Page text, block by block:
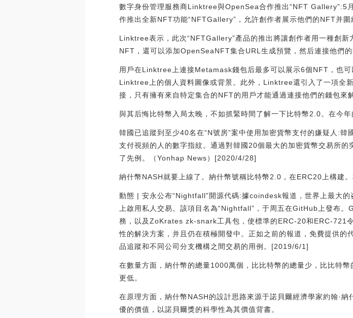
數字身份管理服務商Linktree與OpenSea合作推出“NFT Gallery”:5
作推出全新NFT功能“NFTGallery”，允許創作者展示他們的NFT并圍
Linktree表示，此次“NFTGallery”產品的推出將讓創作者用一種創
NFT，還可以添加OpenSeaNFT集合URL生成預覽，然后連接他們
用戶在Linktree上連接Metamask錢包后最多可以展示6個NFT，也
Linktree上的個人資料圖像或背景。此外，Linktree還引入了一項全
接，只有擁有來自特定集合的NFT的用戶才能通過連接他們的錢包
與其后悔比特幣入局太晚，不如抓緊時間了解一下比特幣2.0。在今年
韓國已追蹤到至少40名在“N號房”案中使用加密貨幣支付的嫌疑人:
支付視頻的人的數字指紋。通過對韓國20個最大的加密貨幣交易所
了先例。（Yonhap News）[2020/4/28]
納什幣NASH就要上線了。納什幣號稱比特幣2.0，在ERC20上構建
動態 | 安永公布“Nightfall”開源代碼:據coindesk報道，世界上最大
上啟用私人交易。該項目名為“Nightfall”，于周五在GitHub上發布
務，以及ZoKrates zk-snark工具包，使標準的ERC-20和ERC-721
性的解決方案，并且仍在積極開發中。正如之前的報道，免費提供
品追蹤和不同公司分支機構之間交易的用例。[2019/6/1]
在數量方面，納什幣的總量1000萬個，比比特幣的總量少，比比特
更低。
在原理方面，納什幣NASH的設計思路來源于諾貝爾經濟學家約翰·
優的價值，以諾貝爾獎的科學性為其價值背書。